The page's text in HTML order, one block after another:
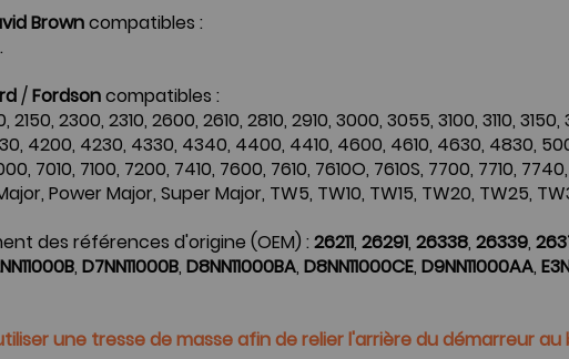
Browncompatibles :
/Fordsoncompatibles :
2150, 2300, 2310, 2600, 2610, 2810, 2910, 3000, 3055, 3100, 3110,
4200, 4230, 4330, 4340, 4400, 4410, 4600, 4610, 4630, 4830,
7010, 7100, 7200, 7410, 7600, 7610, 7610O, 7610S, 7700, 7710,
Power Major, Super Major, TW5, TW10, TW15, TW20, TW25,
des références d'origine (OEM) : 26211, 26291, 26338, 26339,
, D7NN11000B, D8NN11000BA, D8NN11000CE, D9NN11000AA,
une tresse de masse afin de relier l'arrière du démarreur